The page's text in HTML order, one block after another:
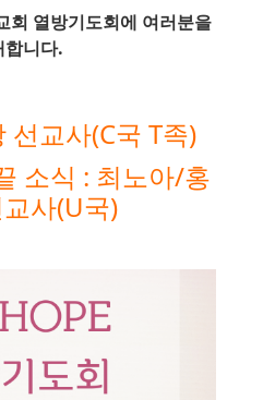
회 열방기도회에 여러분을
합니다.
교사(C국 T족)
소식 : 최노아/홍
사(U국)